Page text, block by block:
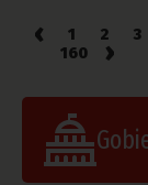
‹ 1 2 3
160
›